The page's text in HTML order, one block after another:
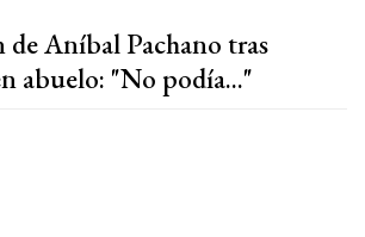
de Aníbal Pachano tras
abuelo: "No podía..."